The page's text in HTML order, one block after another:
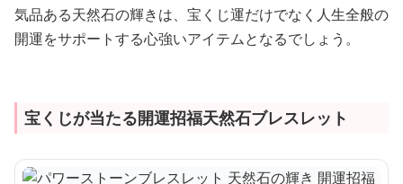
気品ある天然石の輝きは、宝くじ運だけでなく人生全般の
開運をサポートする心強いアイテムとなるでしょう。
宝くじが当たる開運招福天然石ブレスレット